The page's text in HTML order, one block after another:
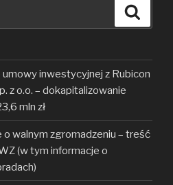
inwestycyjnej z Rubicon
z o.o. – dokapitalizowanie
mln zł
walnym zgromadzeniu – treść
(w tym informacje o